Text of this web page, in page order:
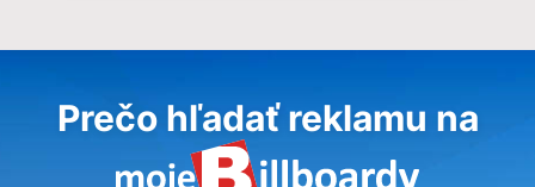
Prečo hľadať reklamu na